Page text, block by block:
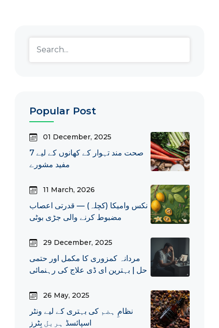
Popular Post
01 December, 2025
صحت مند تہوار کے کھانوں کے لیے 7
مفید مشورے
11 March, 2026
نکس وامیکا (کچلہ) — قدرتی اعصاب
مضبوط کرنے والی جڑی بوٹی
29 December, 2025
مردانہ کمزوری کا مکمل اور حتمی
حل | بہترین ای ڈی علاج کی رہنمائی
26 May, 2025
نظامِ ہضم کی بہتری کے لیے ونٹر
اسپائسڈ ہربل بِٹرز